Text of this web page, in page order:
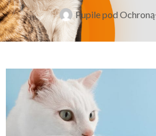
Pupile pod Ochroną